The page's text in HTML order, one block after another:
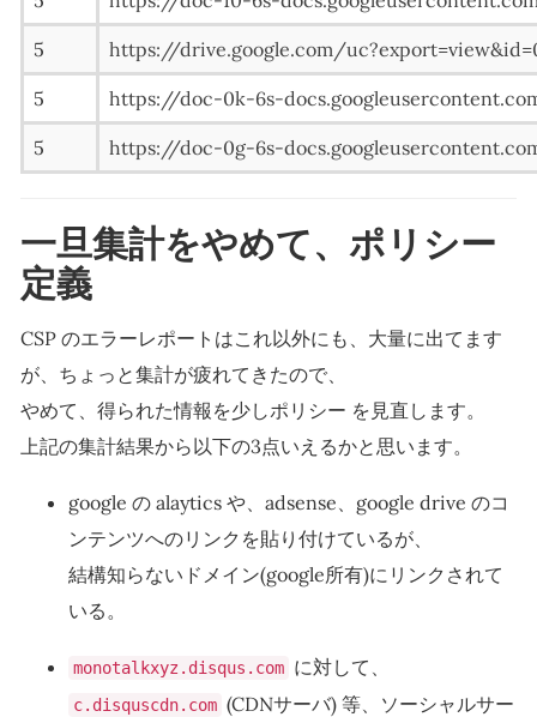
5 https://drive.google.com/
5 https://doc-0k-6s-
5 https://doc-0g-6s-
一旦集計をやめて、ポリシー
定義
CSP のエラーレポートはこれ以外にも、大量に出てます
が、ちょっと集計が疲れてきたので、
やめて、得られた情報を少しポリシー を見直します。
上記の集計結果から以下の3点いえるかと思います。
google の alaytics や、adsense、google drive のコ
ンテンツへのリンクを貼り付けているが、
結構知らないドメイン(google所有)にリンクされて
いる。
monotalkxyz.disqus.com に対して、
c.disquscdn.com (CDNサーバ) 等、ソーシャルサー